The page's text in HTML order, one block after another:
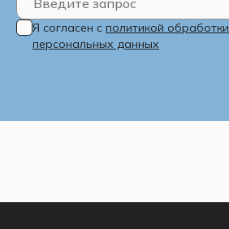
Я согласен с политикой обработки
персональных данных